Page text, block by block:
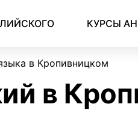
КУРСЫ
в Кропивницком
в